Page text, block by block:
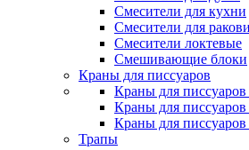
Смесители для кухни
Смесители для
Смесители локтевые
Смешивающие блоки
Краны для писсуаров
Краны для
Краны для
Краны для
Трапы